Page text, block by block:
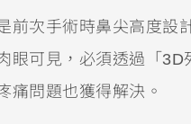
前次手術時鼻尖高度設
可見，必須透過「3D
痛問題也獲得解決。